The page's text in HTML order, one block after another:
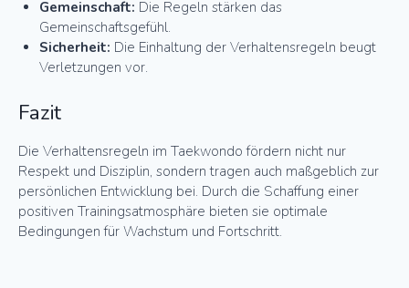
Gemeinschaft: Die Regeln stärken das
Gemeinschaftsgefühl.
Sicherheit: Die Einhaltung der Verhaltensregeln beugt
Verletzungen vor.
Fazit
Die Verhaltensregeln im Taekwondo fördern nicht nur
Respekt und Disziplin, sondern tragen auch maßgeblich zur
persönlichen Entwicklung bei. Durch die Schaffung einer
positiven Trainingsatmosphäre bieten sie optimale
Bedingungen für Wachstum und Fortschritt.